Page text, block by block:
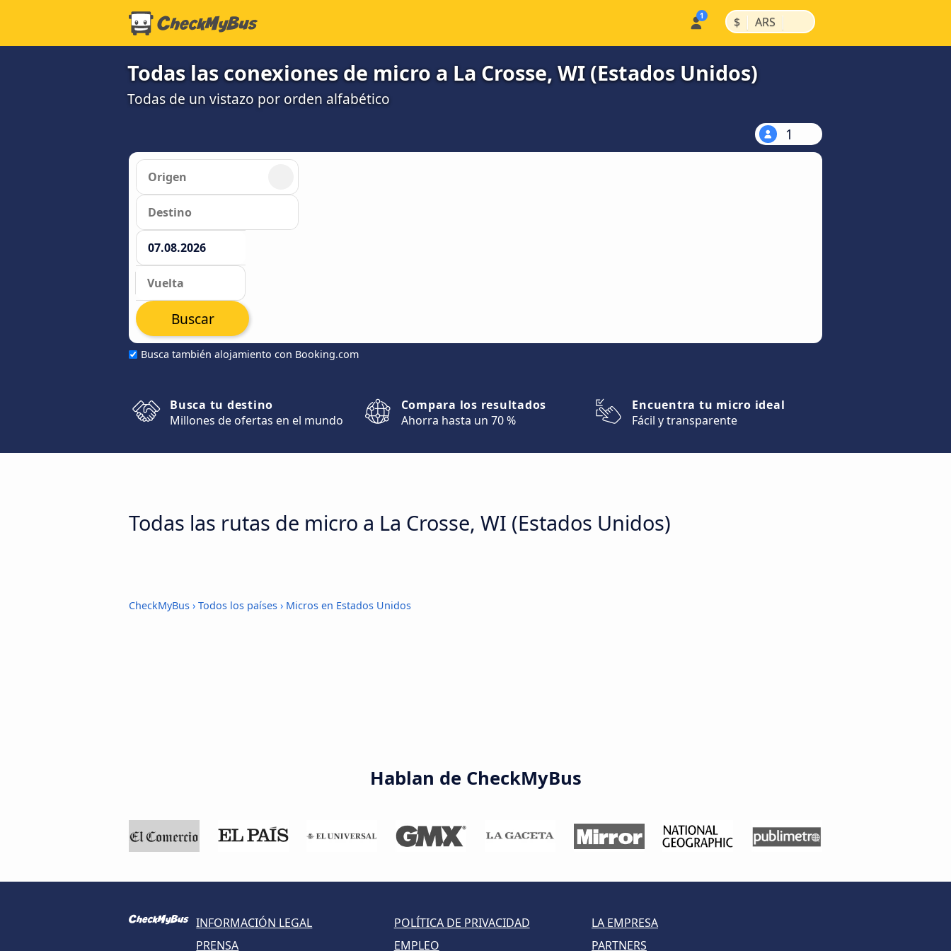
$ | ARS |
Todas las conexiones de micro a La Crosse, WI (Estados Unidos)
Todas de un vistazo por orden alfabético
1
Busca también alojamiento con Booking.com
Buscar
Busca tu destino
Millones de ofertas en el mundo
Compara los resultados
Ahorra hasta un 70 %
Encuentra tu micro ideal
Fácil y transparente
Todas las rutas de micro a La Crosse, WI (Estados Unidos)
CheckMyBus › Todos los países › Micros en Estados Unidos
Hablan de CheckMyBus
INFORMACIÓN LEGAL POLÍTICA DE PRIVACIDAD
LA EMPRESA
PRENSA
EMPLEO PARTNERS